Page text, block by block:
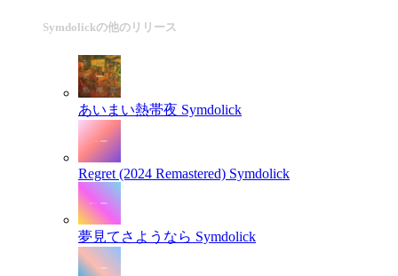
Symdolickの他のリリース
あいまい熱帯夜 Symdolick
Regret (2024 Remastered) Symdolick
夢見てさようなら Symdolick